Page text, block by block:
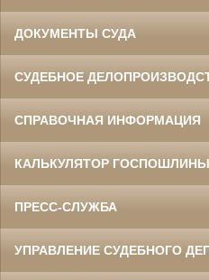
ДОКУМЕНТЫ СУДА
СУДЕБНОЕ
СПРАВОЧНАЯ ИНФОРМАЦИЯ
КАЛЬКУЛЯТОР ГОСПОШЛИНЫ
ПРЕСС-СЛУЖБА
УПРАВЛЕНИЕ СУДЕБНОГО